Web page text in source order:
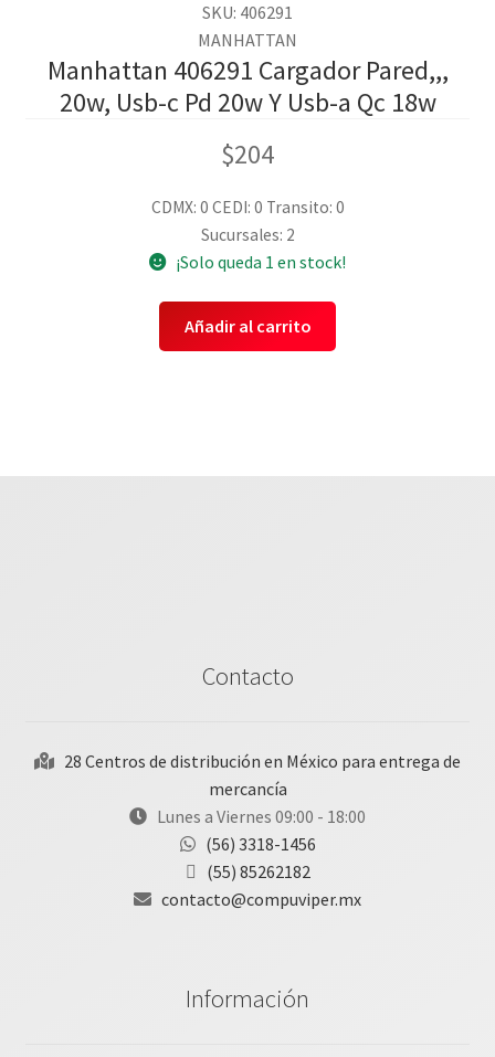
SKU: 406291
MANHATTAN
Manhattan 406291 Cargador Pared,,,
20w, Usb-c Pd 20w Y Usb-a Qc 18w
$204
CDMX: 0 CEDI: 0 Transito: 0
Sucursales: 2
¡Solo queda 1 en stock!
Añadir al carrito
Contacto
28 Centros de distribución en México para entrega de
mercancía
Lunes a Viernes 09:00 - 18:00
(56) 3318-1456
(55) 85262182
contacto@compuviper.mx
Información